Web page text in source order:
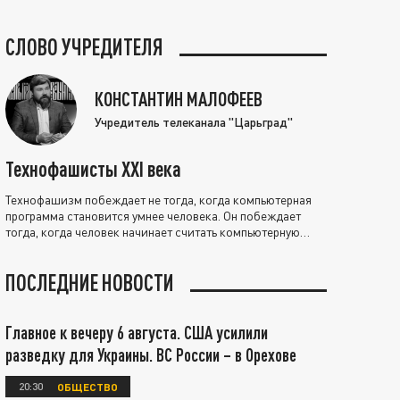
СЛОВО УЧРЕДИТЕЛЯ
КОНСТАНТИН МАЛОФЕЕВ
Учредитель телеканала "Царьград"
Технофашисты XXI века
Технофашизм побеждает не тогда, когда компьютерная
программа становится умнее человека. Он побеждает
тогда, когда человек начинает считать компьютерную
ПОСЛЕДНИЕ НОВОСТИ
Главное к вечеру 6 августа. США усилили
разведку для Украины. ВС России – в Орехове
20:30 ОБЩЕСТВО